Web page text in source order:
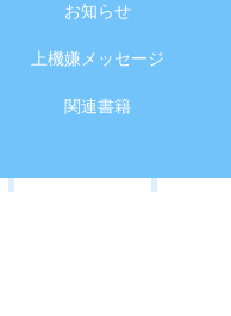
お知らせ
上機嫌メッセージ
関連書籍